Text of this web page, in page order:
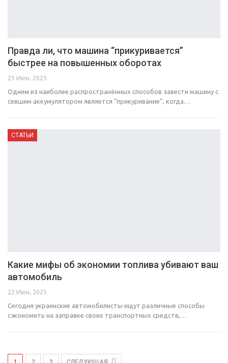
Правда ли, что машина “прикуривается”
быстрее на повышенных оборотах
23 Июн, 2025
Одним из наиболее распространённых способов завести машину с
севшим аккумулятором является “прикуривание”, когда…
СТАТЬИ
Какие мифы об экономии топлива убивают ваш
автомобиль
22 Июн, 2025
Сегодня украинские автомобилисты ищут различные способы
сэкономить на заправке своих транспортных средств,…